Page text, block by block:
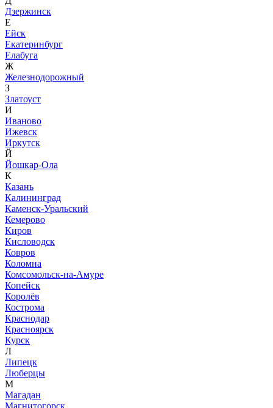
Дзержинск
Е
Ейск
Екатеринбург
Елабуга
Ж
Железнодорожный
З
Златоуст
И
Иваново
Ижевск
Иркутск
Й
Йошкар-Ола
К
Казань
Калининград
Каменск-Уральский
Кемерово
Киров
Кисловодск
Ковров
Коломна
Комсомольск-на-Амуре
Копейск
Королёв
Кострома
Краснодар
Красноярск
Курск
Л
Липецк
Люберцы
М
Магадан